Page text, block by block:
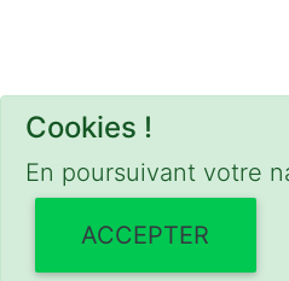
Cookies !
En poursuivant votre
ACCEPTER